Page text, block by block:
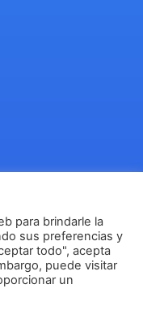
© 2024
para brindarle la
sus preferencias y
todo", acepta
puede visitar
un